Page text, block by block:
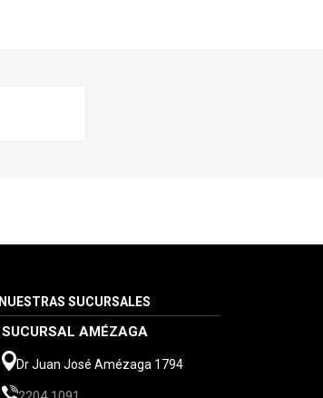
NUESTRAS SUCURSALES
SUCURSAL AMÉZAGA
Dr Juan José Amézaga 1794